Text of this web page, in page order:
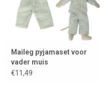
Maileg pyjamaset voor
vader muis
€11,49